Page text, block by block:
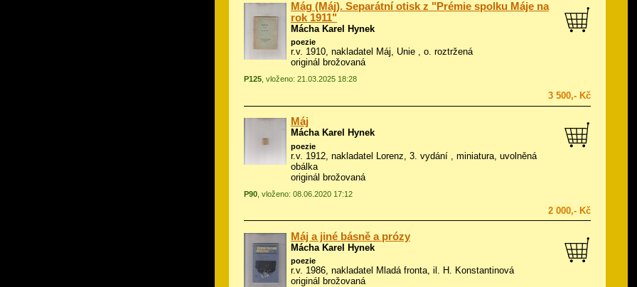
Mág (Máj). Separátní otisk z "Prémie spolku Máje na
rok 1911"
Mácha Karel Hynek
poezie
r.v. 1910, nakladatel Máj, Unie , o. roztržená
originál brožovaná
P125 , vloženo: 21.03.2025 18:28
3 500,- Kč
Máj
Mácha Karel Hynek
poezie
r.v. 1912, nakladatel Lorenz, 3. vydání , miniatura, uvolněná
obálka
originál brožovaná
P90 , vloženo: 08.06.2020 17:12
2 000,- Kč
Máj a jiné básně a prózy
Mácha Karel Hynek
poezie
r.v. 1986, nakladatel Mladá fronta, il.
H. Konstantinová
originál brožovaná